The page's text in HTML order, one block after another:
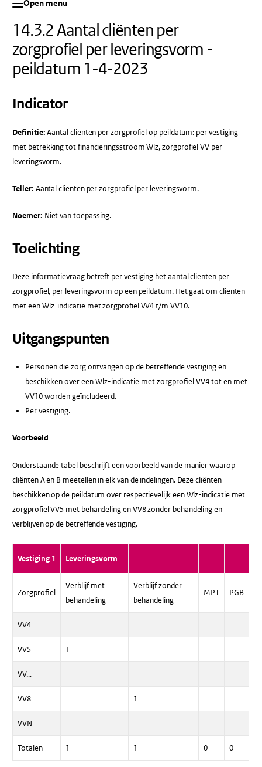
Open menu
14.3.2 Aantal cliënten per
zorgprofiel per leveringsvorm -
peildatum 1-4-2023
Indicator
Definitie:Aantal cliënten per zorgprofiel op peildatum: per vestiging
met betrekking tot financieringsstroom Wlz, zorgprofiel VV per
leveringsvorm.
Teller: Aantal cliënten per zorgprofiel per leveringsvorm.
Noemer: Niet van toepassing.
Toelichting
Deze informatievraag betreft per vestiging het aantal cliënten per
zorgprofiel, per leveringsvorm op een peildatum. Het gaat om cliënten
met een Wlz-indicatie met zorgprofiel VV4 t/m VV10.
Uitgangspunten
Personen die zorg ontvangen op de betreffende vestiging en
beschikken over een Wlz-indicatie met zorgprofiel VV4 tot en met
VV10 worden geïncludeerd.
Per vestiging.
Voorbeeld
Onderstaande tabel beschrijft een voorbeeld van de manier waarop
cliënten A en B meetellen in elk van de indelingen. Deze cliënten
beschikken op de peildatum over respectievelijk een Wlz-indicatie met
zorgprofiel VV5 met behandeling en VV8 zonder behandeling en
verblijven op de betreffende vestiging.
Vestiging 1 Leveringsvorm
Zorgprofiel
Verblijf met
behandeling
Verblijf zonder
behandeling
MPT PGB
VV4
VV5 1
VV…
VV8 1
VVN
Totalen 1 1 0 0